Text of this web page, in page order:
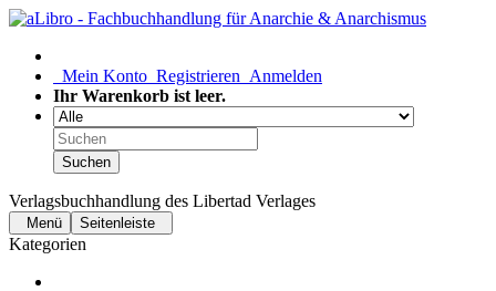
Mein Konto Registrieren Anmelden
Ihr Warenkorb ist leer.
Suchen
Verlagsbuchhandlung des Libertad Verlages
Menü Seitenleiste
Kategorien